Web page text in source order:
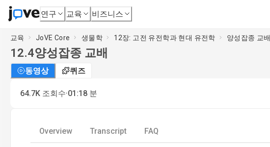
연구 교육 비즈니스
교육 JoVE Core 생물학 12장: 고전 유전학과 현대 유전학 양성잡종 교배
12.4양성잡종 교배
동영상 퀴즈
64.7K 조회수·01:18 분
Overview Transcript FAQ